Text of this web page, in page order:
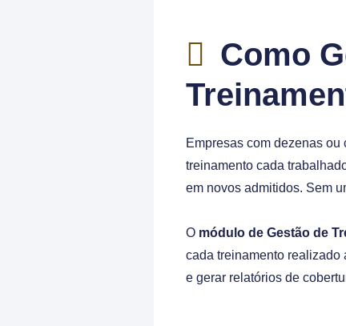
Como
Empresas com dezenas ou
treinamento cada
em novos admitidos. Sem
O módulo de Gestão de
cada treinamento realizado
e gerar relatórios de